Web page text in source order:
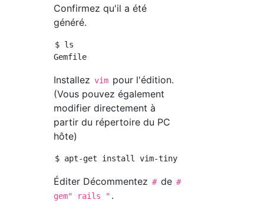
Confirmez qu'il a été
généré.
$ ls
Installez vim pour l'édition.
(Vous pouvez également
modifier directement à
partir du répertoire du PC
hôte)
Éditer Décommentez # de #
gem" rails " .